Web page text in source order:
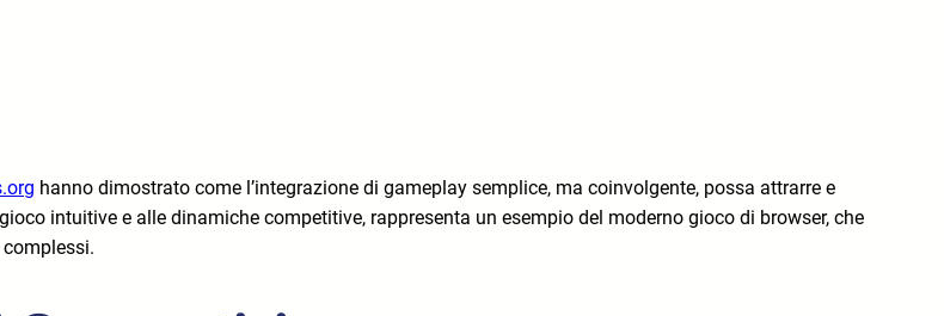
hanno dimostrato come l’integrazione di gameplay semplice, ma coinvolgente, possa attrarre e
intuitive e alle dinamiche competitive, rappresenta un esempio del moderno gioco di browser, che